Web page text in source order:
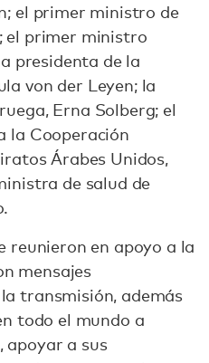
el primer ministro de
el primer ministro
presidenta de la
von der Leyen; la
Erna Solberg; el
la Cooperación
Árabes Unidos,
de salud de
reunieron en apoyo a la
mensajes
transmisión, además
todo el mundo a
apoyar a sus